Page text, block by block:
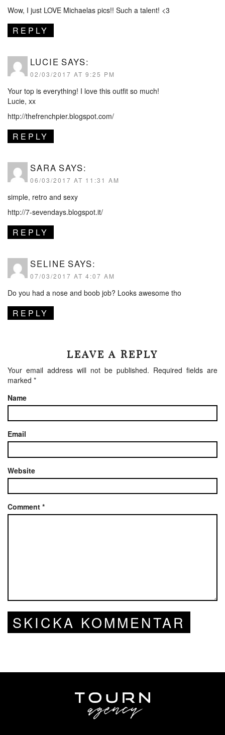
Wow, I just LOVE Michaelas pics!! Such a talent! <3
REPLY
LUCIE SAYS:
02/03/2017 AT 9:25 PM
Your top is everything! I love this outfit so much!
Lucie, xx
http://thefrenchpier.blogspot.com/
REPLY
SARA SAYS:
06/03/2017 AT 11:31 AM
simple, retro and sexy
http://7-sevendays.blogspot.it/
REPLY
SELINE SAYS:
07/03/2017 AT 4:07 AM
Do you had a nose and boob job? Looks awesome tho
REPLY
LEAVE A REPLY
Your email address will not be published. Required fields are
marked *
Name
Email
Website
Comment *
SKICKA KOMMENTAR